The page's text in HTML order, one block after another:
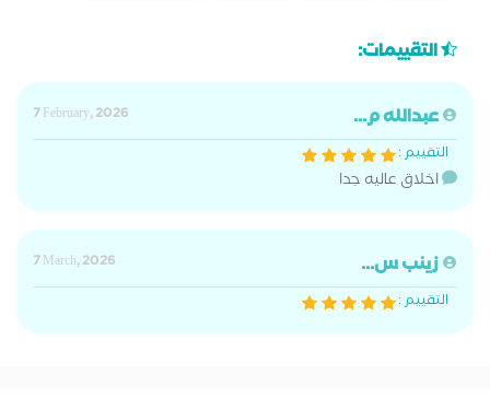
التقييمات:
عبدالله م...
7 February, 2026
التقييم :
اخلاق عاليه جدا
زينب س...
7 March, 2026
التقييم :